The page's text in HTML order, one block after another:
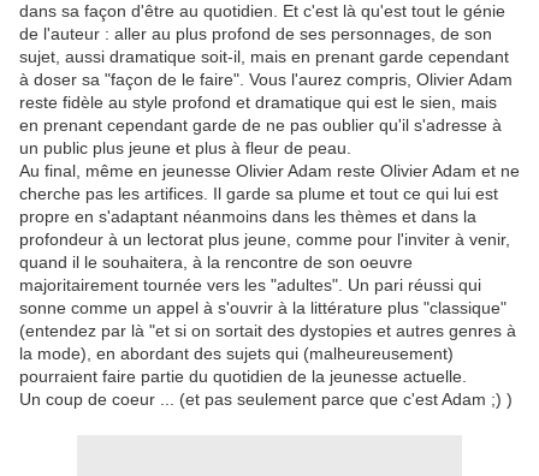
dans sa façon d'être au quotidien. Et c'est là qu'est tout le génie
de l'auteur : aller au plus profond de ses personnages, de son
sujet, aussi dramatique soit-il, mais en prenant garde cependant
à doser sa "façon de le faire". Vous l'aurez compris, Olivier Adam
reste fidèle au style profond et dramatique qui est le sien, mais
en prenant cependant garde de ne pas oublier qu'il s'adresse à
un public plus jeune et plus à fleur de peau.
Au final, même en jeunesse Olivier Adam reste Olivier Adam et ne
cherche pas les artifices. Il garde sa plume et tout ce qui lui est
propre en s'adaptant néanmoins dans les thèmes et dans la
profondeur à un lectorat plus jeune, comme pour l'inviter à venir,
quand il le souhaitera, à la rencontre de son oeuvre
majoritairement tournée vers les "adultes". Un pari réussi qui
sonne comme un appel à s'ouvrir à la littérature plus "classique"
(entendez par là "et si on sortait des dystopies et autres genres à
la mode), en abordant des sujets qui (malheureusement)
pourraient faire partie du quotidien de la jeunesse actuelle.
Un coup de coeur ... (et pas seulement parce que c'est Adam ;) )